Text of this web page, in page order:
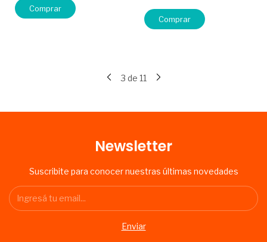
Comprar
Comprar
3 de 11
Newsletter
Suscribite para conocer nuestras últimas novedades